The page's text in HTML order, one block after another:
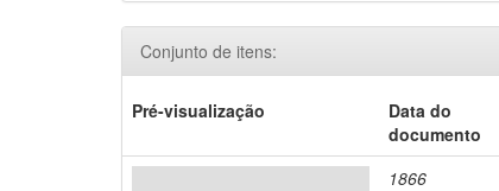
Conjunto de itens:
Pré-visualização
Data do
documento
1866